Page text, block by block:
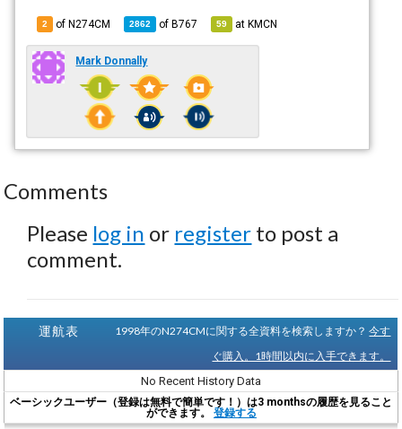
2 of N274CM 2862 ofB767 59 atKMCN
Mark Donnally
Comments
Please log in or register to post a
comment.
運航表 1998年のN274CMに関する全資料を検索しますか？今す
ぐ購入。1時間以内に入手できます。
No Recent History Data
ベーシックユーザー（登録は無料で簡単です！）は3 monthsの履歴を見ること
ができます。 登録する